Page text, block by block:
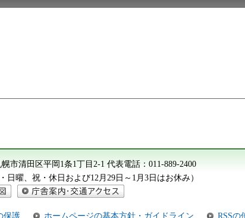
幌市清田区平岡1条1丁目2-1 代表電話： 011-889-2400
日曜、祝・休日および12月29日～1月3日はお休み）
庁舎案内・交通アクセス
保護 ホームページの基本方針・ガイドライン RSSの